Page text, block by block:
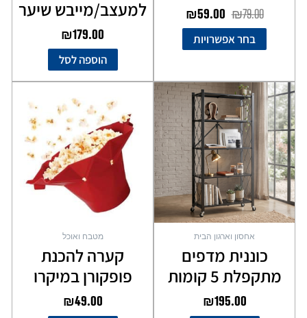
₪79.00
₪59.00
בחר אפשרויות
למעצב/מייבש שיער
₪179.00
הוספה לסל
אחסון וארגון הבית
כוננית מדפים
מתקפלת 5 קומות
₪195.00
מטבח ואוכל
קערה להכנת
פופקורן במיקרו
₪49.00